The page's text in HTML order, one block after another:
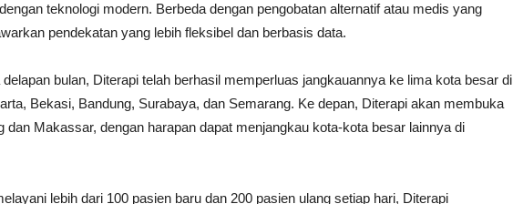
teknologi modern. Berbeda dengan pengobatan alternatif atau medis yang
pendekatan yang lebih fleksibel dan berbasis data.
bulan, Diterapi telah berhasil memperluas jangkauannya ke lima kota besar di
Bekasi, Bandung, Surabaya, dan Semarang. Ke depan, Diterapi akan membuka
dan Makassar, dengan harapan dapat menjangkau kota-kota besar lainnya di
lebih dari 100 pasien baru dan 200 pasien ulang setiap hari, Diterapi